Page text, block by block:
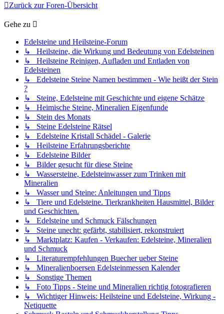
Zurück zur Foren-Übersicht
Gehe zu
Edelsteine und Heilsteine-Forum
↳ Heilsteine, die Wirkung und Bedeutung von Edelsteinen
↳ Heilsteine Reinigen, Aufladen und Entladen von
Edelsteinen
↳ Edelsteine Steine Namen bestimmen - Wie heißt der Stein
?
↳ Steine, Edelsteine mit Geschichte und eigene Schätze
↳ Heimische Steine, Mineralien Eigenfunde
↳ Stein des Monats
↳ Steine Edelsteine Rätsel
↳ Edelsteine Kristall Schädel - Galerie
↳ Heilsteine Erfahrungsberichte
↳ Edelsteine Bilder
↳ Bilder gesucht für diese Steine
↳ Wassersteine, Edelsteinwasser zum Trinken mit
Mineralien
↳ Wasser und Steine: Anleitungen und Tipps
↳ Tiere und Edelsteine. Tierkrankheiten Hausmittel, Bilder
und Geschichten.
↳ Edelsteine und Schmuck Fälschungen
↳ Steine unecht: gefärbt, stabilisiert, rekonstruiert
↳ Marktplatz: Kaufen - Verkaufen: Edelsteine, Mineralien
und Schmuck
↳ Literaturempfehlungen Buecher ueber Steine
↳ Mineralienboersen Edelsteinmessen Kalender
↳ Sonstige Themen
↳ Foto Tipps - Steine und Mineralien richtig fotografieren
↳ Wichtiger Hinweis: Heilsteine und Edelsteine, Wirkung -
Netiquette